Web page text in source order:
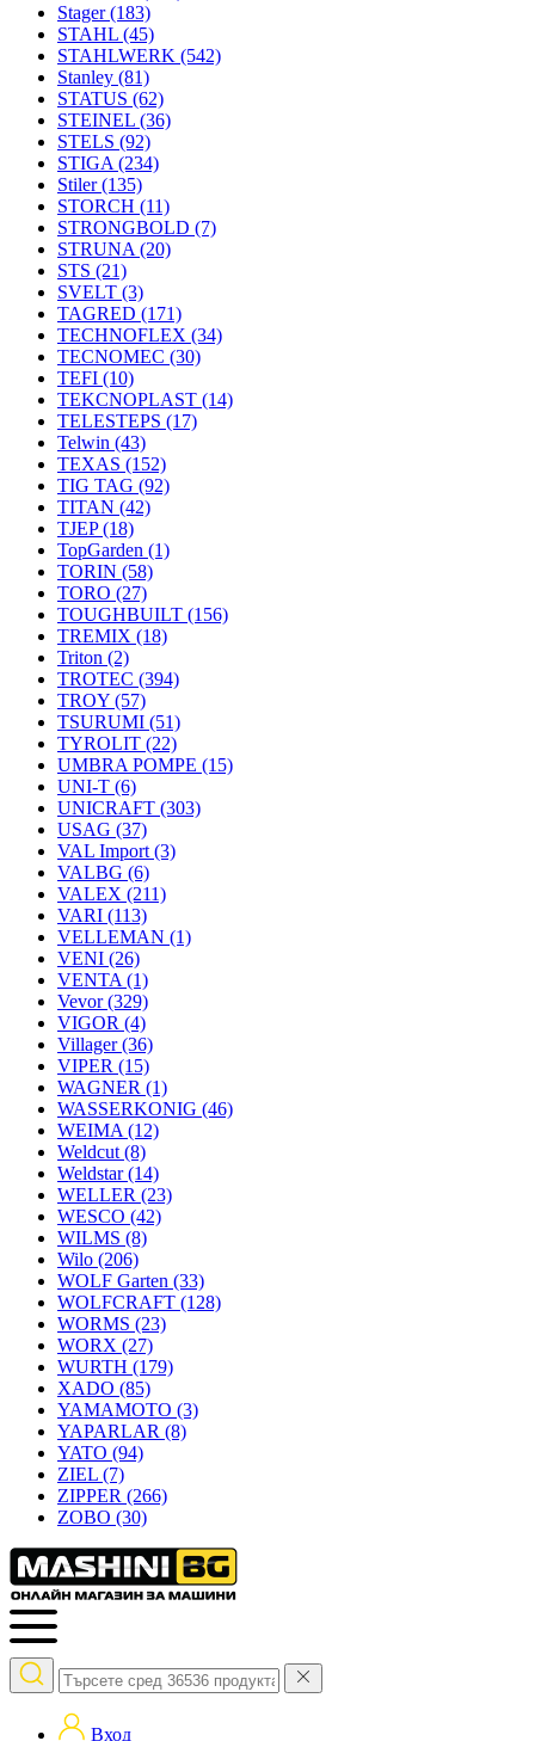
Stager(183)
STAHL (45)
STAHLWERK (542)
Stanley (81)
STATUS (62)
STEINEL (36)
STELS (92)
STIGA (234)
Stiler(135)
STORCH (11)
STRONGBOLD (7)
STRUNA (20)
STS (21)
SVELT (3)
TAGRED (171)
TECHNOFLEX (34)
TECNOMEC (30)
TEFI (10)
TEKCNOPLAST (14)
TELESTEPS (17)
Telwin (43)
TEXAS (152)
TIG TAG (92)
TITAN (42)
TJEP(18)
TopGarden (1)
TORIN (58)
TORO (27)
TOUGHBUILT (156)
TREMIX (18)
Triton (2)
TROTEC (394)
TROY (57)
TSURUMI (51)
TYROLIT (22)
UMBRA POMPE (15)
UNI-T (6)
UNICRAFT (303)
USAG (37)
VAL Import (3)
VALBG (6)
VALEX (211)
VARI (113)
VELLEMAN (1)
VENI (26)
VENTA (1)
Vevor(329)
VIGOR (4)
Villager(36)
VIPER (15)
WAGNER (1)
WASSERKONIG (46)
WEIMA (12)
Weldcut (8)
Weldstar(14)
WELLER (23)
WESCO (42)
WILMS (8)
Wilo (206)
WOLF Garten (33)
WOLFCRAFT (128)
WORMS (23)
WORX (27)
WURTH (179)
XADO (85)
YAMAMOTO (3)
YAPARLAR (8)
YATO (94)
ZIEL (7)
ZIPPER (266)
ZOBO (30)
Вход